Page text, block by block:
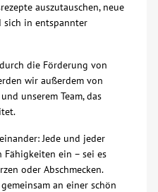
auszutauschen, neue
sich in entspannter
die Förderung von
wir außerdem von
unserem Team, das
Jede und jeder
ein – sei es
oder Abschmecken.
an einer schön